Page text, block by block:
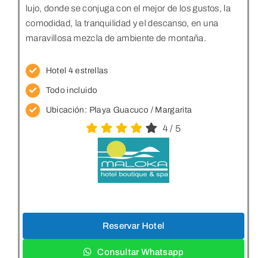
lujo, donde se conjuga con el mejor de los gustos, la
comodidad, la tranquilidad y el descanso, en una
maravillosa mezcla de ambiente de montaña.
Hotel 4 estrellas
Todo incluido
Ubicación: Playa Guacuco / Margarita
4/ 5
Reservar Hotel
Consultar Whatsapp